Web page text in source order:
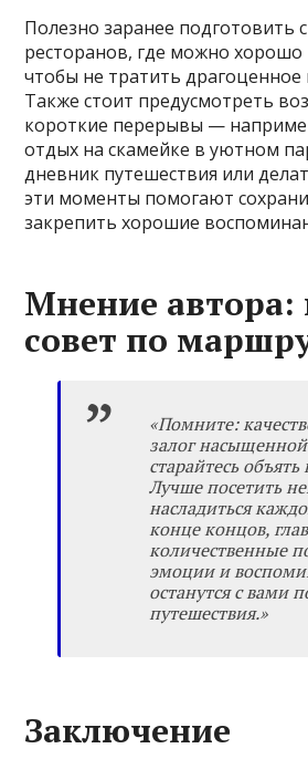
Полезно заранее подготовить
ресторанов, где можно хорошо
чтобы не тратить драгоценное
Также стоит предусмотреть
короткие перерывы —
отдых на скамейке в уютном
дневник путешествия или
эти моменты помогают
закрепить хорошие
Мнение автора:
совет по
«Помните:
залог
старайтесь
Лучше посетить
насладиться
конце концов,
количественные
эмоции и
останутся с вами
путешествия.»
Заключение